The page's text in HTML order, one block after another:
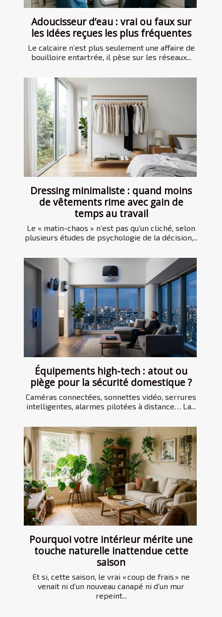
Adoucisseur d’eau : vrai ou faux sur
les idées reçues les plus fréquentes
Le calcaire n’est plus seulement une affaire de
bouilloire entartrée, il pèse sur les réseaux...
Dressing minimaliste : quand moins
de vêtements rime avec gain de
temps au travail
Le « matin-chaos » n’est pas qu’un cliché, selon
plusieurs études de psychologie de la décision,...
Équipements high-tech : atout ou
piège pour la sécurité domestique ?
Caméras connectées, sonnettes vidéo, serrures
intelligentes, alarmes pilotées à distance… La...
Pourquoi votre intérieur mérite une
touche naturelle inattendue cette
saison
Et si, cette saison, le vrai « coup de frais » ne
venait ni d’un nouveau canapé ni d’un mur
repeint...